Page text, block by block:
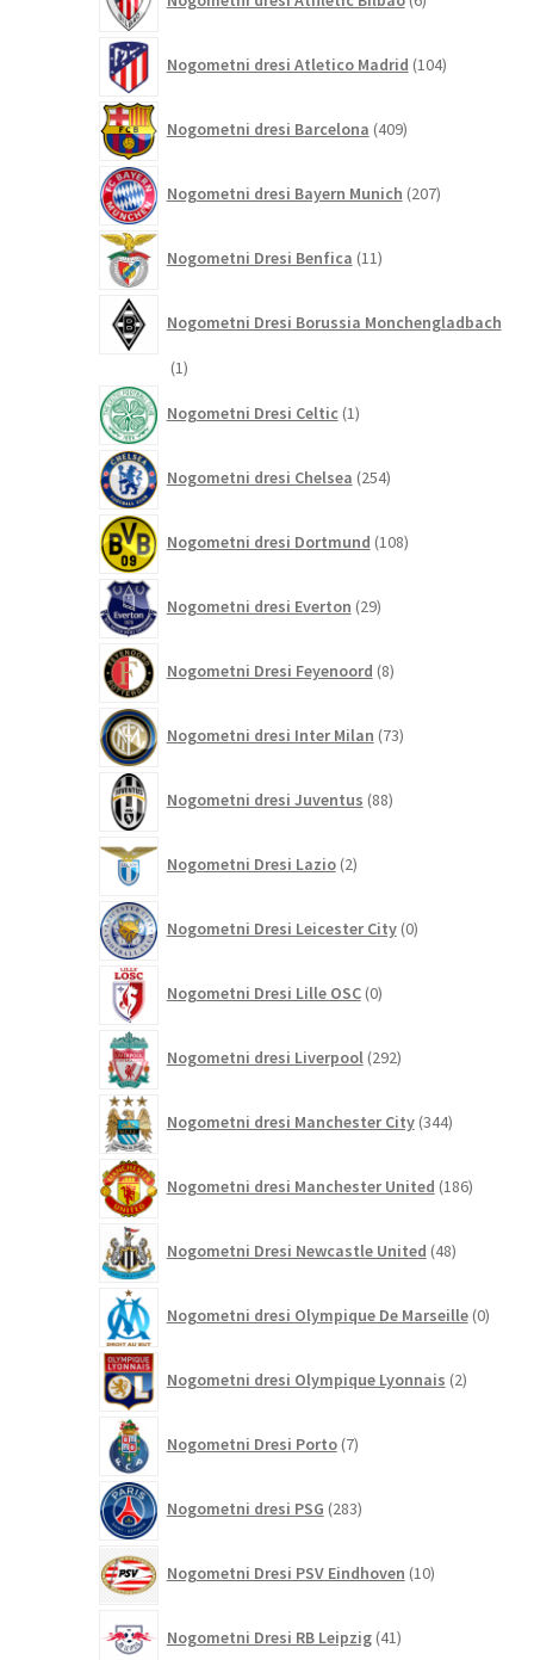
izdelkov
Nogometni dresi Atletico Madrid 104izdelki
Nogometni dresi Barcelona 409izdelkov
Nogometni dresi Bayern Munich 207izdelkov
Nogometni Dresi Benfica 11izdelkov
Nogometni Dresi Borussia Monchengladbach
11
Nogometni Dresi Celtic 1izdelek
Nogometni dresi Chelsea 254izdelkov
Nogometni dresi Dortmund 108izdelkov
Nogometni dresi Everton 29izdelkov
Nogometni Dresi Feyenoord 8izdelkov
Nogometni dresi Inter Milan 73izdelkov
Nogometni dresi Juventus 88izdelkov
Nogometni Dresi Lazio 2izdelka
Nogometni Dresi Leicester City 0izdelkov
Nogometni Dresi Lille OSC 0izdelkov
Nogometni dresi Liverpool 292izdelkov
Nogometni dresi Manchester City 344izdelkov
Nogometni dresi Manchester United 186izdelkov
Nogometni Dresi Newcastle United 48izdelkov
Nogometni dresi Olympique De Marseille 0
Nogometni dresi Olympique Lyonnais 2izdelka
Nogometni Dresi Porto 7izdelkov
Nogometni dresi PSG 283izdelkov
Nogometni Dresi PSV Eindhoven 10izdelkov
Nogometni Dresi RB Leipzig 41izdelkov